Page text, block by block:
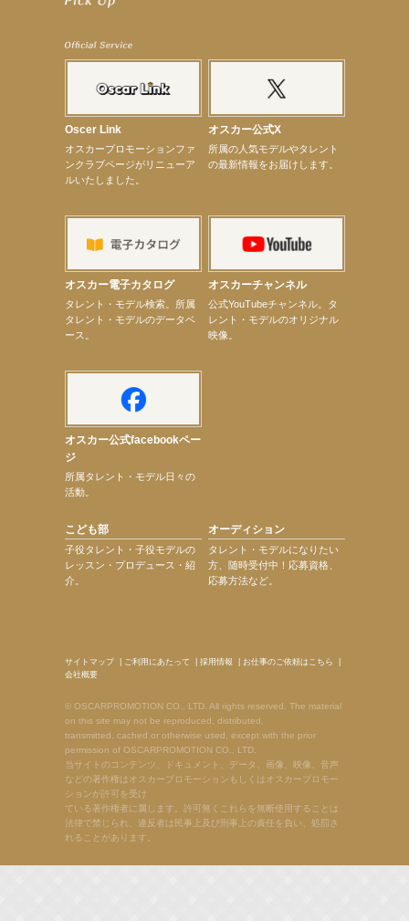
【笛木優子】8月13日（木）ドラマ『大空港〜GATE24〜』ゲスト出演決定！
【elfin’】7thシングル『全世界』がFMたいはくでO.A.決定♪
【elfin’】7thシングル『全世界』がFM-UUでO.A.決定♪
【elfin’】8月16日（日）「全世界」発売記念イベント決定！
【elfin’】7thシングル『全世界』がFM TANABEでO.A.決定♪
【昆虫ハンター牧田習】8月13日（木）プライムツリー赤池「ふれあい昆虫フェスティバル」トーク
ショーゲスト出演！
【井頭愛海】『小さなお葬式』TV-CM出演！
【定本楓馬】WEB DIGVII 連載企画『東京23時』に登場！
【上戸彩】サントリー「−196」新CM出演！
【elfin’】【小倉舞子】8月9日（日）「MxM’s produce event vol.14」に出演決定！
【elfin’】【辻美優】8月28日（金）「辻美優(elfin’)グレイテスト・ショー」に出演決定！
【elfin’】9月27日（日）「Beauty Voice Theater Reboot Vol.3」開催決定！
Oscer Link
オスカープロモーションファ
ンクラブページがリニューア
ルいたしました。
オスカー公式X
所属の人気モデルやタレント
の最新情報をお届けします。
オスカー電子カタログ
タレント・モデル検索。所属
タレント・モデルのデータベ
ース。
オスカーチャンネル
公式YouTubeチャンネル。タ
レント・モデルのオリジナル
映像。
オスカー公式facebookペー
ジ
所属タレント・モデル日々の
活動。
こども部
子役タレント・子役モデルの
レッスン・プロデュース・紹
介。
オーディション
タレント・モデルになりたい
方、随時受付中！応募資格、
応募方法など。
サイトマップ| ご利用にあたって 採用情報 お仕事のご依頼はこちら
会社概要
© OSCARPROMOTION CO., LTD. All rights reserved. The material
on this site may not be reproduced, distributed,
transmitted, cached or otherwise used, except with the prior
permission of OSCARPROMOTION CO., LTD.
当サイトのコンテンツ、ドキュメント、データ、画像、映像、音声
などの著作権はオスカープロモーションもしくはオスカープロモー
ションが許可を受け
ている著作権者に属します。許可無くこれらを無断使用することは
法律で禁じられ、違反者は民事上及び刑事上の責任を負い、処罰さ
れることがあります。